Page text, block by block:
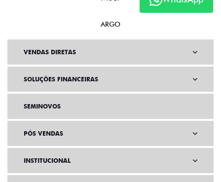
ARGO
VENDAS DIRETAS
SOLUÇÕES FINANCEIRAS
SEMINOVOS
PÓS VENDAS
INSTITUCIONAL